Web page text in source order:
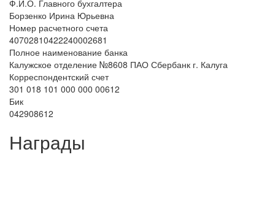
Ф.И.О. Главного бухгалтера
Борзенко Ирина Юрьевна
Номер расчетного счета
40702810422240002681
Полное наименование банка
Калужское отделение №8608 ПАО Сбербанк г. Калуга
Корреспондентский счет
301 018 101 000 000 00612
Бик
042908612
Награды